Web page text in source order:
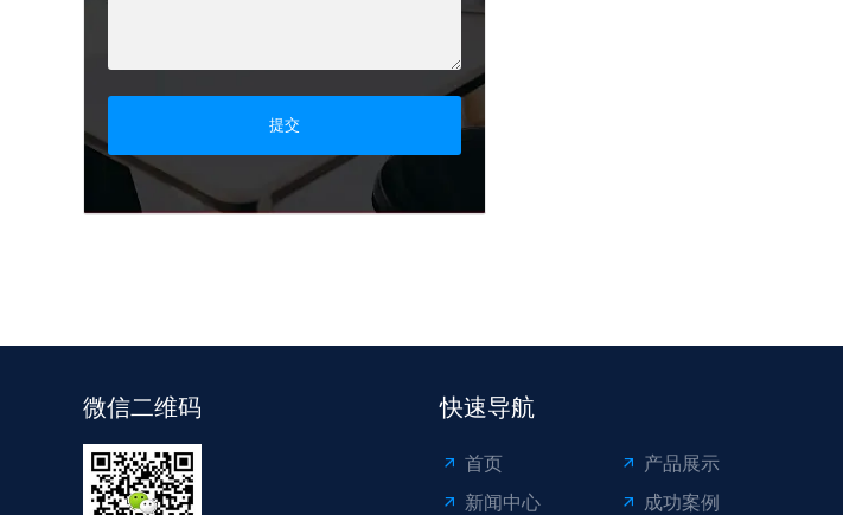
提交
微信二维码 快速导航
首页
产品展示
新闻中心
成功案例